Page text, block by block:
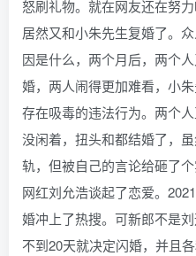
怒刷礼物。就在网友还在努
居然又和小朱先生复婚了。
因是什么，两个月后，两个
婚，两人闹得更加难看，小
存在吸毒的违法行为。两个
没闲着，扭头和都结婚了，
轨，但被自己的言论给砸了
网红刘允浩谈起了恋爱。
婚冲上了热搜。可新郎不是
不到20天就决定闪婚，并且